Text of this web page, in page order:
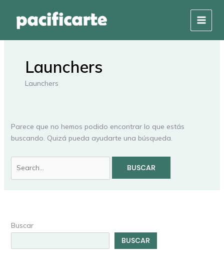
contenido
Launchers
Launchers
Parece que no hemos podido encontrar lo que estás
buscando. Quizá pueda ayudarte una búsqueda.
por:
Buscar
BUSCAR